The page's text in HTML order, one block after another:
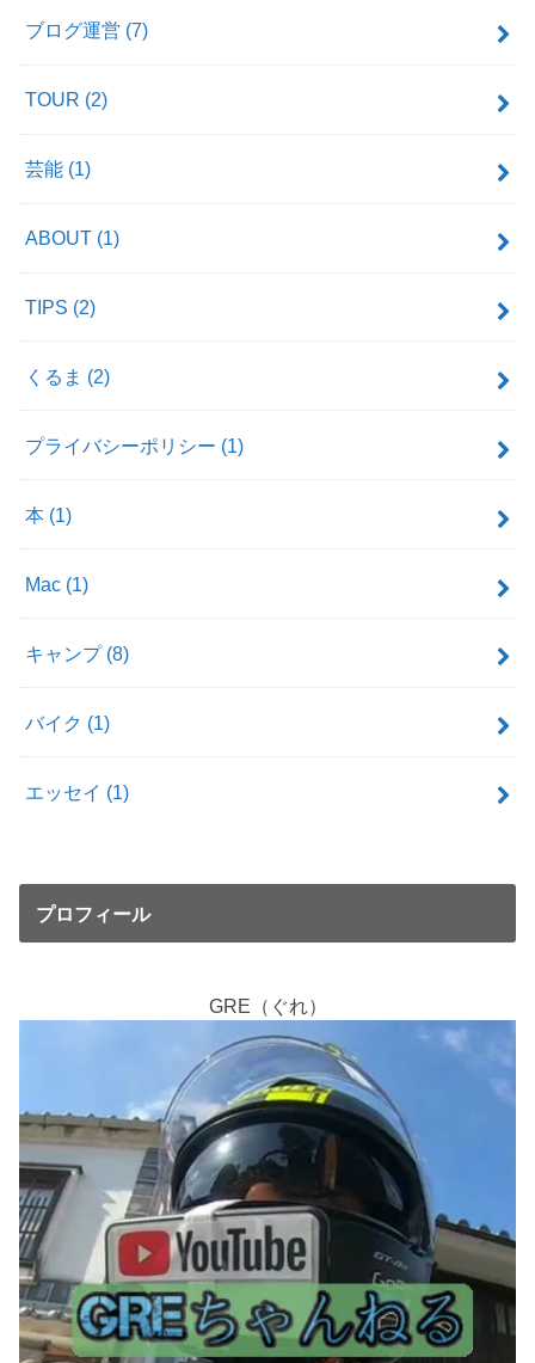
ブログ運営 (7)
TOUR (2)
芸能 (1)
ABOUT (1)
TIPS (2)
くるま (2)
プライバシーポリシー (1)
本 (1)
Mac (1)
キャンプ (8)
バイク (1)
エッセイ (1)
プロフィール
GRE（ぐれ）